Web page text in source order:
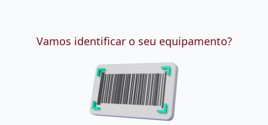
Vamos identificar o seu equipamento?